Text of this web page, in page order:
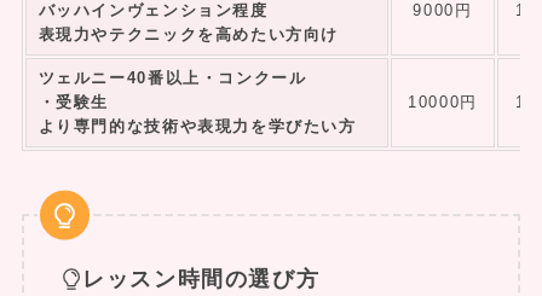
バッハインヴェンション程度
表現力やテクニックを高めたい方向け
9000円
ツェルニー40番以上・コンクール
・受験生
より専門的な技術や表現力を学びたい方
10000円
レッスン時間の選び方